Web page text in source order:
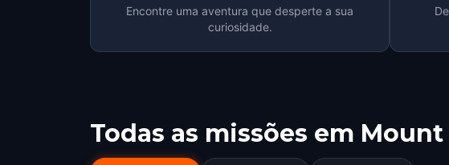
Encontre uma aventura que desperte a sua
curiosidade.
Todas as missões em Mount